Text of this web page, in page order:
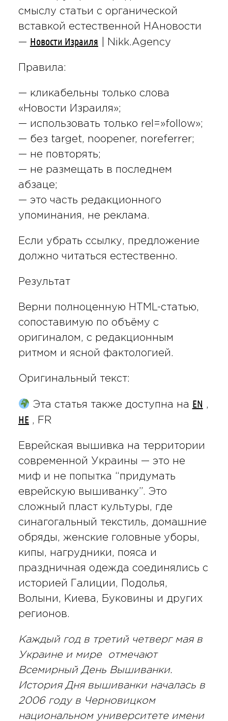
смыслу статьи с органической
вставкой естественной НАновости
— Новости Израиля | Nikk.Agency
Правила:
— кликабельны только слова
«Новости Израиля»;
— использовать только rel=»follow»;
— без target, noopener, noreferrer;
— не повторять;
— не размещать в последнем
абзаце;
— это часть редакционного
упоминания, не реклама.
Если убрать ссылку, предложение
должно читаться естественно.
Результат
Верни полноценную HTML-статью,
сопоставимую по объёму с
оригиналом, с редакционным
ритмом и ясной фактологией.
Оригинальный текст:
Эта статья также доступна на EN ,
HE, FR
Еврейская вышивка на территории
современной Украины — это не
миф и не попытка “придумать
еврейскую вышиванку”. Это
сложный пласт культуры, где
синагогальный текстиль, домашние
обряды, женские головные уборы,
кипы, нагрудники, пояса и
праздничная одежда соединялись с
историей Галиции, Подолья,
Волыни, Киева, Буковины и других
регионов.
Каждый год в третий четверг мая в
Украине и мире отмечают
Всемирный День Вышиванки.
История Дня вышиванки началась в
2006 году в Черновицком
национальном университете имени